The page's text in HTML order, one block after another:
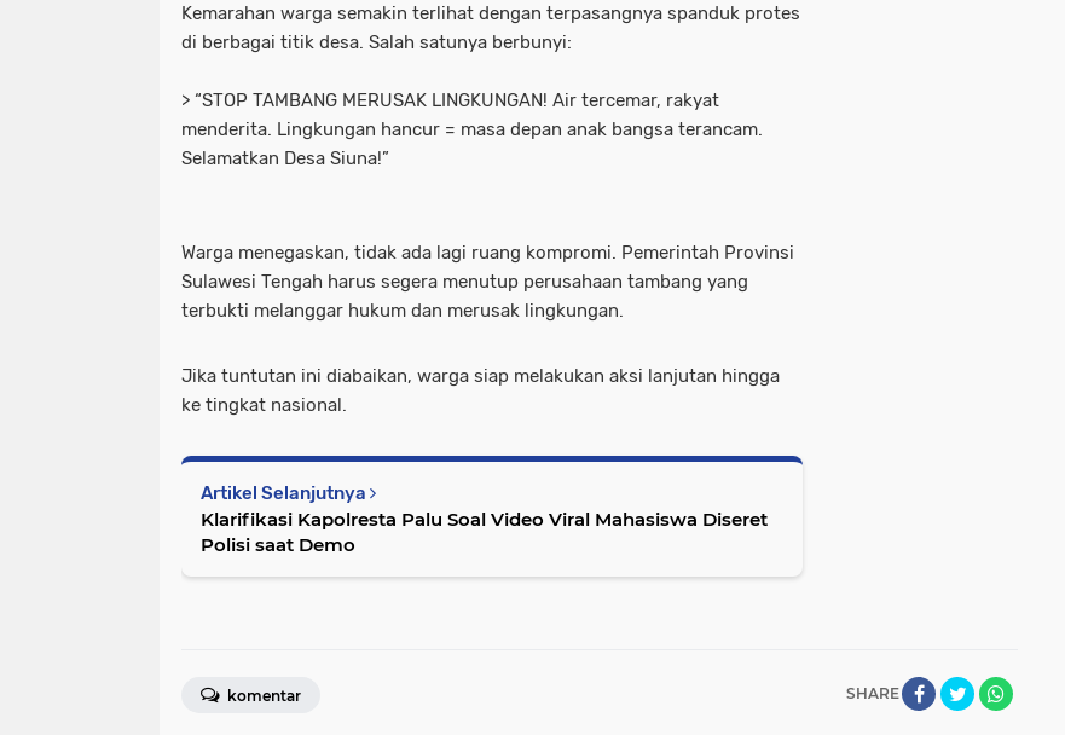
Kemarahan warga semakin terlihat dengan terpasangnya spanduk protes
di berbagai titik desa. Salah satunya berbunyi:
> “STOP TAMBANG MERUSAK LINGKUNGAN! Air tercemar, rakyat
menderita. Lingkungan hancur = masa depan anak bangsa terancam.
Selamatkan Desa Siuna!”
Warga menegaskan, tidak ada lagi ruang kompromi. Pemerintah Provinsi
Sulawesi Tengah harus segera menutup perusahaan tambang yang
terbukti melanggar hukum dan merusak lingkungan.
Jika tuntutan ini diabaikan, warga siap melakukan aksi lanjutan hingga
ke tingkat nasional.
Artikel Selanjutnya
Klarifikasi Kapolresta Palu Soal Video Viral Mahasiswa Diseret
Polisi saat Demo
SHARE
komentar